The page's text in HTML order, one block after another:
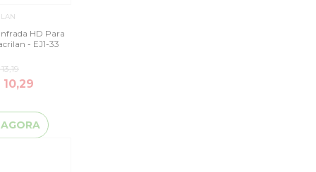
HD Para
- EJ1-33